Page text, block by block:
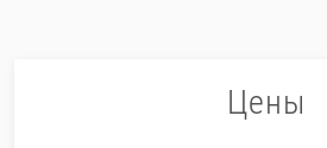
Цены